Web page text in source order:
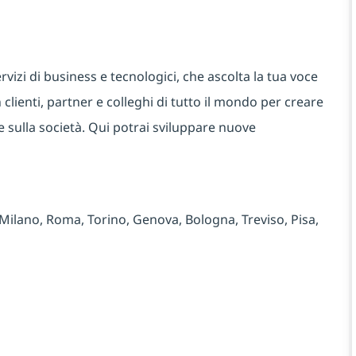
di business e tecnologici, che ascolta la tua voce
partner e colleghi di tutto il mondo per creare
società. Qui potrai sviluppare nuove
Roma, Torino, Genova, Bologna, Treviso, Pisa,